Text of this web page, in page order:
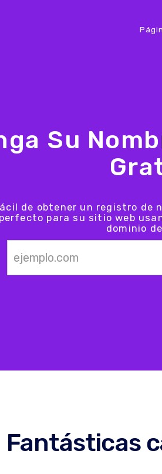
Su
de obtener un registro de
para su sitio web
dominio
Fantásticas